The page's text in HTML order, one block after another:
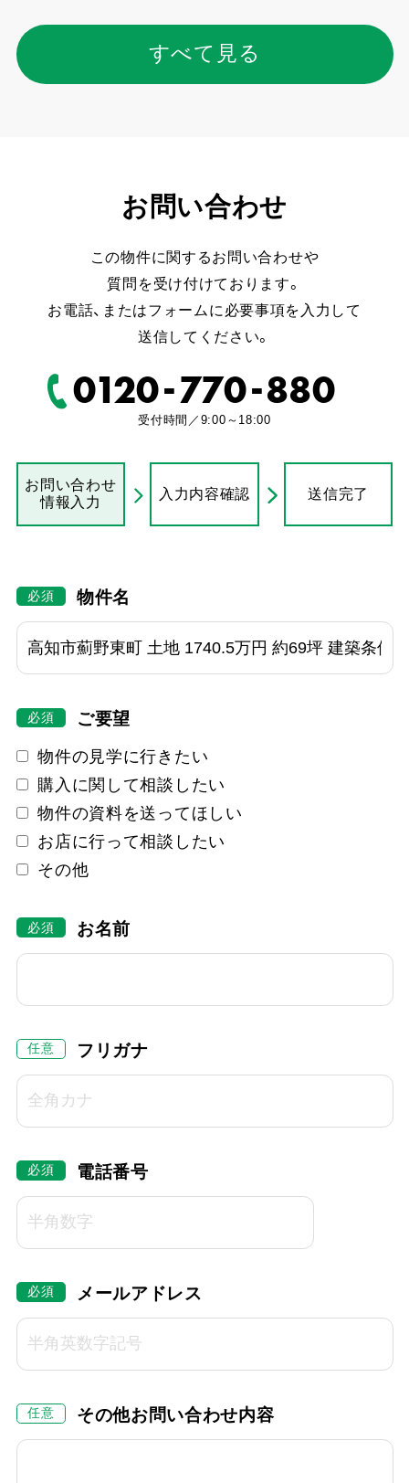
すべて見る
お問い合わせ
この物件に関するお問い合わせや
質問を受け付けております。
お電話、またはフォームに必要事項を入力して
送信してください。
0120-770-880
受付時間／9:00～18:00
お問い合わせ
情報入力
入力内容確認 送信完了
物件名
ご要望
物件の見学に行きたい
購入に関して相談したい
物件の資料を送ってほしい
お店に行って相談したい
その他
お名前
フリガナ
電話番号
メールアドレス
その他お問い合わせ内容